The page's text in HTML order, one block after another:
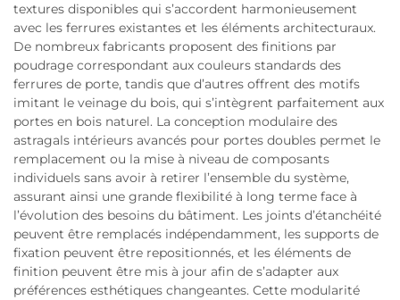
textures disponibles qui s’accordent harmonieusement
avec les ferrures existantes et les éléments architecturaux.
De nombreux fabricants proposent des finitions par
poudrage correspondant aux couleurs standards des
ferrures de porte, tandis que d’autres offrent des motifs
imitant le veinage du bois, qui s’intègrent parfaitement aux
portes en bois naturel. La conception modulaire des
astragals intérieurs avancés pour portes doubles permet le
remplacement ou la mise à niveau de composants
individuels sans avoir à retirer l’ensemble du système,
assurant ainsi une grande flexibilité à long terme face à
l’évolution des besoins du bâtiment. Les joints d’étanchéité
peuvent être remplacés indépendamment, les supports de
fixation peuvent être repositionnés, et les éléments de
finition peuvent être mis à jour afin de s’adapter aux
préférences esthétiques changeantes. Cette modularité